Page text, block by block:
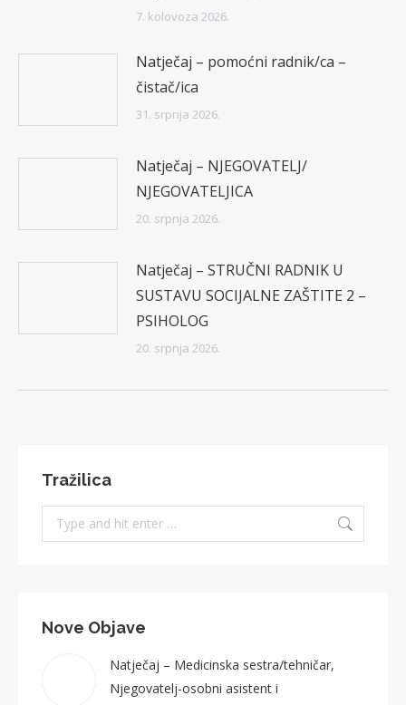
7. kolovoza 2026.
Natječaj – pomoćni radnik/ca –
čistač/ica
31. srpnja 2026.
Natječaj – NJEGOVATELJ/
NJEGOVATELJICA
20. srpnja 2026.
Natječaj – STRUČNI RADNIK U
SUSTAVU SOCIJALNE ZAŠTITE 2 –
PSIHOLOG
20. srpnja 2026.
Tražilica
Search:
Nove Objave
Natječaj – Medicinska sestra/tehničar,
Njegovatelj-osobni asistent i